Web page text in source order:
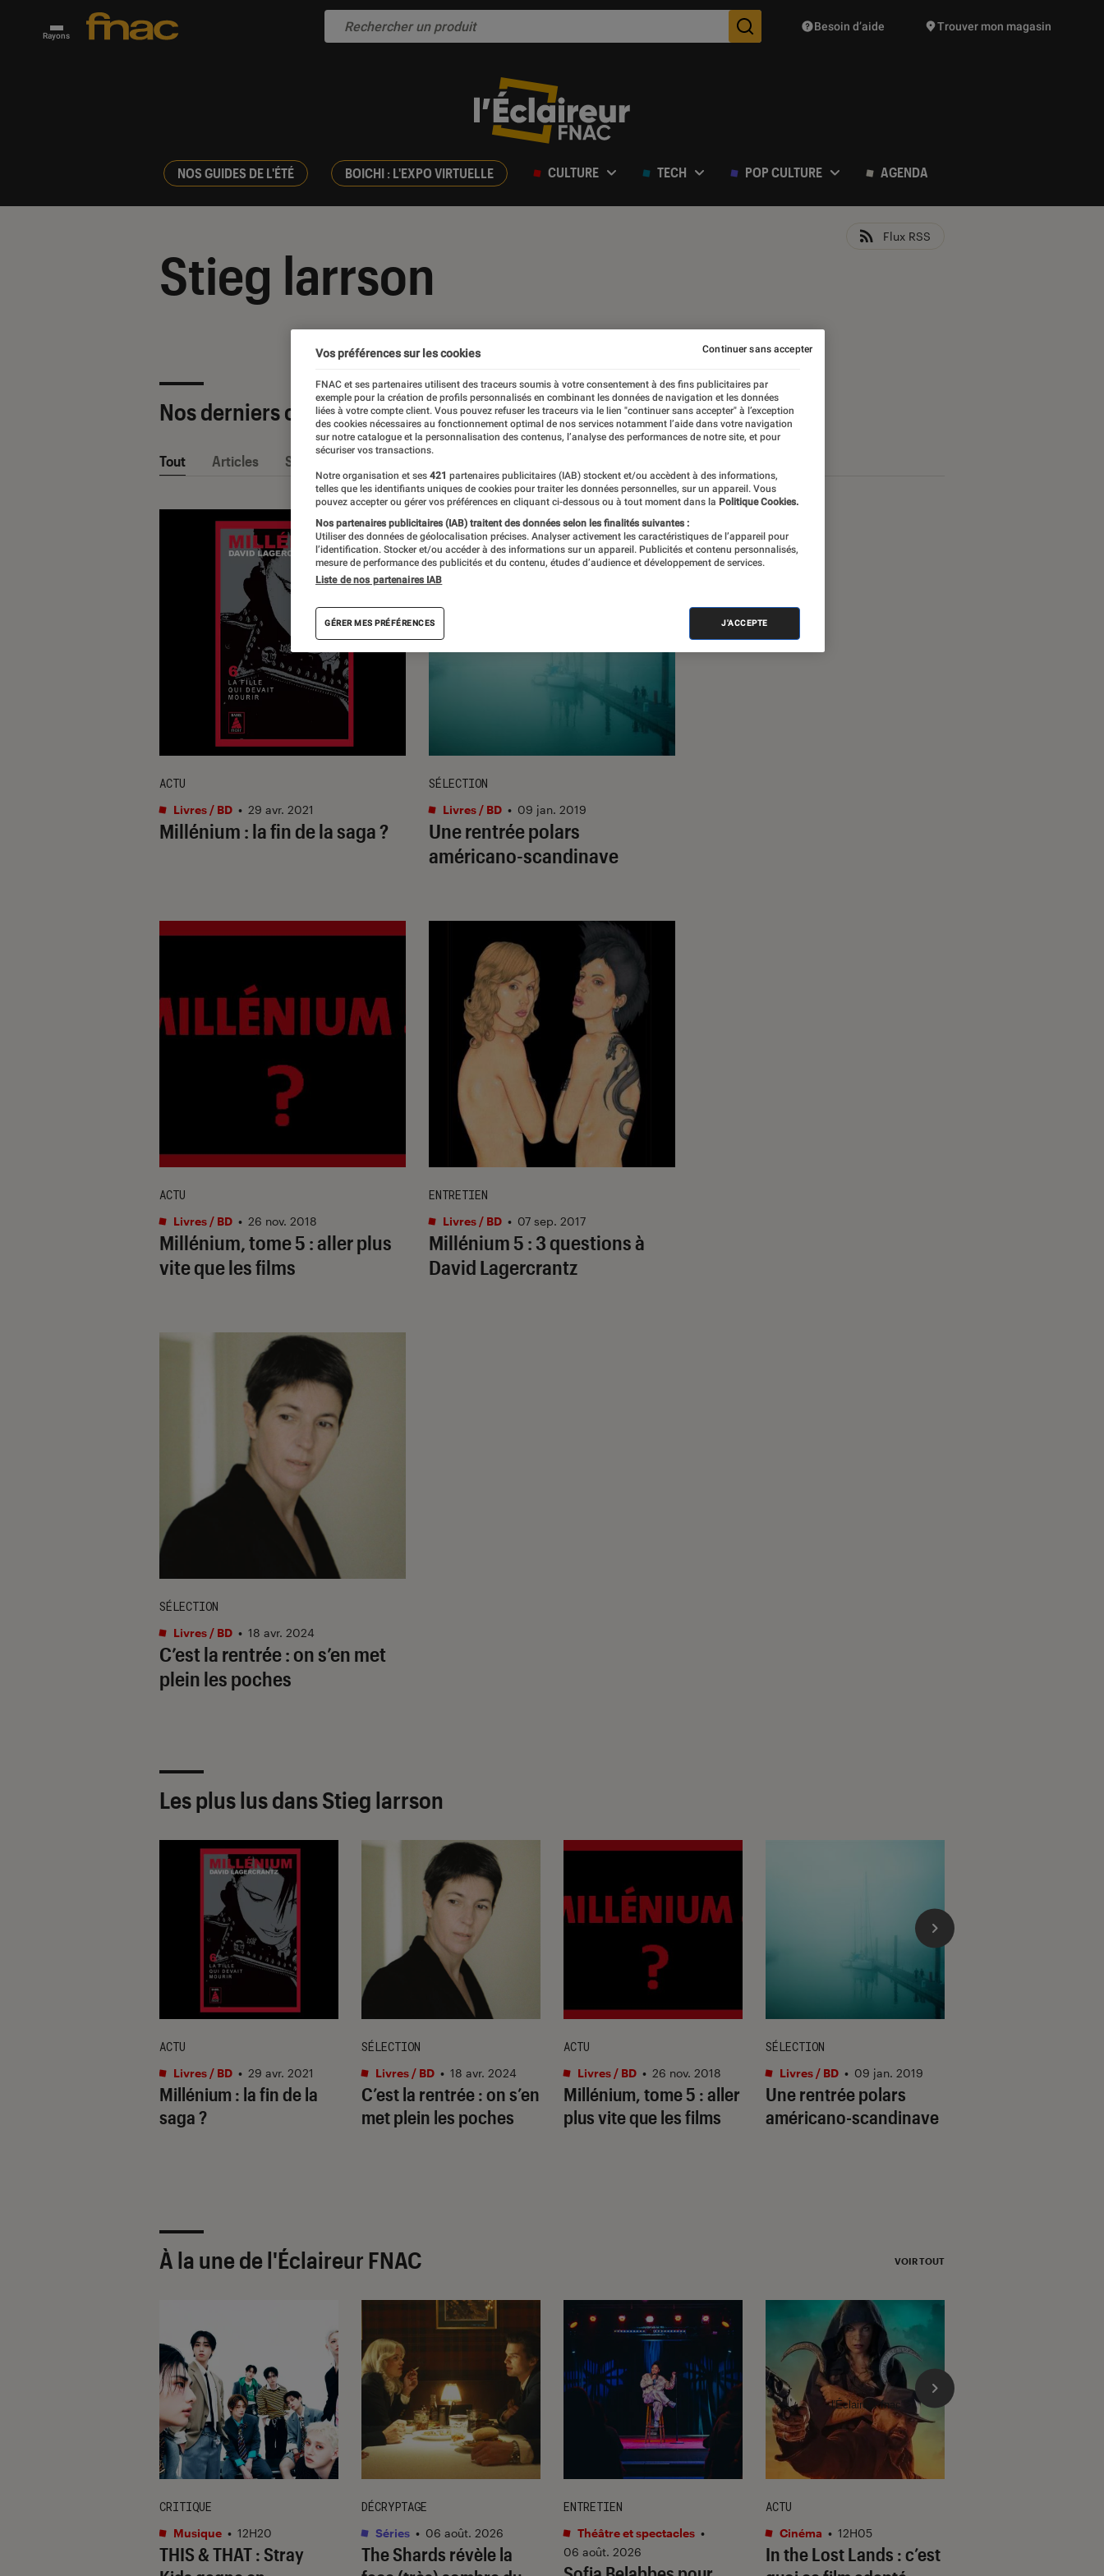
Rayons Des suggestions de produits vont vous être proposées
Besoin d’aide Trouver mon magasin
NOS GUIDES DE L'ÉTÉ BOICHI : L'EXPO VIRTUELLE CULTURE TECH POP CULTURE AGENDA
Stieg larrson
Flux RSS
Nos derniers contenus
Tout Articles Sélections et guides
Millénium : la fin de la saga ?
ACTU
Livres / BD • 29 avr. 2021
Une rentrée polars
américano-scandinave
SÉLECTION
Livres / BD • 09 jan. 2019
Millénium, tome 5 : aller plus
vite que les films
ACTU
Livres / BD • 26 nov. 2018
Millénium 5 : 3 questions à
David Lagercrantz
ENTRETIEN
Livres / BD • 07 sep. 2017
C’est la rentrée : on s’en met
plein les poches
SÉLECTION
Livres / BD • 18 avr. 2024
Les plus lus dans Stieg larrson
Millénium : la fin de la
saga ?
ACTU
Livres / BD • 29 avr. 2021
C’est la rentrée : on s’en
met plein les poches
SÉLECTION
Livres / BD • 18 avr. 2024
Millénium, tome 5 : aller
plus vite que les films
ACTU
Livres / BD • 26 nov. 2018
Une rentrée polars
américano-scandinave
SÉLECTION
Livres / BD • 09 jan. 2019
À la une de l'Éclaireur FNAC VOIR TOUT
THIS & THAT: Stray
CRITIQUE
Musique • 12H20
The Shards révèle la
DÉCRYPTAGE
Séries • 06 août. 2026
ENTRETIEN
Théâtre et spectacles •
06 août. 2026
In the Lost Lands : c’est
ACTU
Cinéma • 12H05
l'Éclaireur fnac">
Vos préférences sur les cookies
FNAC et ses partenaires utilisent des traceurs soumis à votre consentement à des fins publicitaires par
exemple pour la création de profils personnalisés en combinant les données de navigation et les données
liées à votre compte client. Vous pouvez refuser les traceurs via le lien "continuer sans accepter" à l’exception
des cookies nécessaires au fonctionnement optimal de nos services notamment l’aide dans votre navigation
sur notre catalogue et la personnalisation des contenus, l’analyse des performances de notre site, et pour
sécuriser vos transactions.
Notre organisation et ses 421 partenaires publicitaires (IAB) stockent et/ou accèdent à des informations,
telles que les identifiants uniques de cookies pour traiter les données personnelles, sur un appareil. Vous
pouvez accepter ou gérer vos préférences en cliquant ci-dessous ou à tout moment dans la Politique Cookies.
Nos partenaires publicitaires (IAB) traitent des données selon les finalités suivantes :
Utiliser des données de géolocalisation précises. Analyser activement les caractéristiques de l’appareil pour
l’identification. Stocker et/ou accéder à des informations sur un appareil. Publicités et contenu personnalisés,
mesure de performance des publicités et du contenu, études d’audience et développement de services.
Liste de nos partenaires IAB
GÉRER MES PRÉFÉRENCES J'ACCEPTE
Continuer sans accepter